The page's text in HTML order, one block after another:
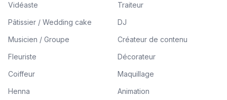
Vidéaste
Traiteur
Pâtissier / Wedding cake
DJ
Musicien / Groupe
Créateur de contenu
Fleuriste
Décorateur
Coiffeur
Maquillage
Henna
Animation